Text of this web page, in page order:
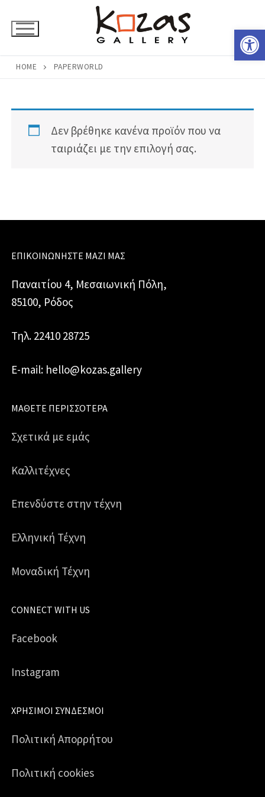
στο
HOME PAPERWORLD
Δεν βρέθηκε κανένα προϊόν που να
ταιριάζει με την επιλογή σας.
ΕΠΙΚΟΙΝΩΝΉΣΤΕ ΜΑΖΊ ΜΑΣ
Παναιτίου 4, Μεσαιωνική Πόλη,
85100, Ρόδος
Τηλ. 22410 28725
E-mail: hello@kozas.gallery
ΜΆΘΕΤΕ ΠΕΡΙΣΣΌΤΕΡΑ
Σχετικά με εμάς
Καλλιτέχνες
Επενδύστε στην τέχνη
Ελληνική Τέχνη
Μοναδική Τέχνη
CONNECT WITH US
Facebook
Instagram
ΧΡΉΣΙΜΟΙ ΣΎΝΔΕΣΜΟΙ
Πολιτική Απορρήτου
Πολιτική cookies